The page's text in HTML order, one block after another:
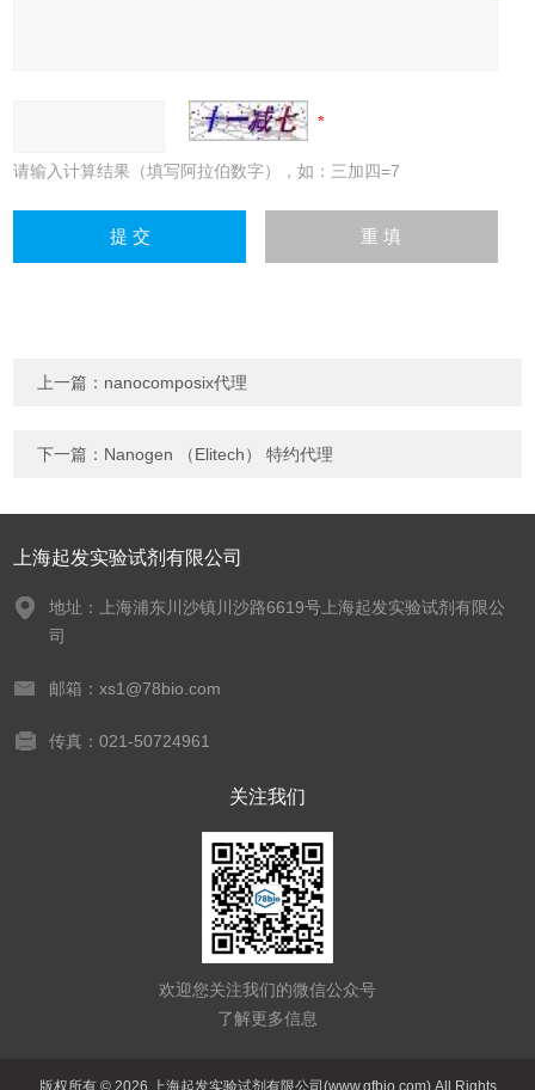
请输入计算结果（填写阿拉伯数字），如：三加四=7
上一篇： nanocomposix代理
下一篇： Nanogen （Elitech） 特约代理
上海起发实验试剂有限公司
地址：上海浦东川沙镇川沙路6619号上海起发实验试剂有限公
司
邮箱：xs1@78bio.com
传真：021-50724961
关注我们
欢迎您关注我们的微信公众号
了解更多信息
版权所有 © 2026 上海起发实验试剂有限公司(www.qfbio.com) All Rights